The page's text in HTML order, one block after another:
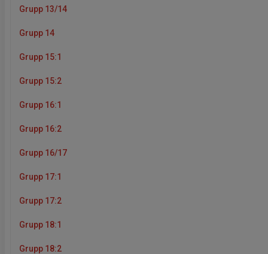
Grupp 13/14
Grupp 14
Grupp 15:1
Grupp 15:2
Grupp 16:1
Grupp 16:2
Grupp 16/17
Grupp 17:1
Grupp 17:2
Grupp 18:1
Grupp 18:2